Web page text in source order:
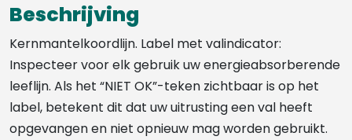
aantal
Beschrijving
Kernmantelkoordlijn. Label met valindicator:
Inspecteer voor elk gebruik uw energieabsorberende
leeflijn. Als het “NIET OK”-teken zichtbaar is op het
label, betekent dit dat uw uitrusting een val heeft
opgevangen en niet opnieuw mag worden gebruikt.